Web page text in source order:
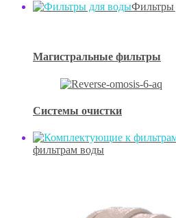
Фильтры
Магистральные фильтры
Системы очистки
фильтрам воды